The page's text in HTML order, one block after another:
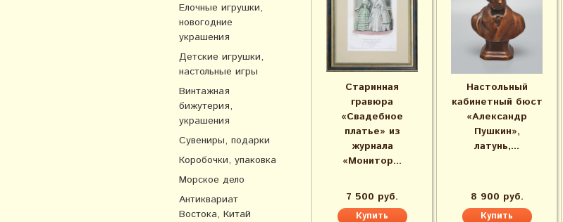
Елочные игрушки,
новогодние
украшения
Детские игрушки,
настольные игры
Винтажная
бижутерия,
украшения
Сувениры, подарки
Коробочки, упаковка
Морское дело
Антиквариат
Востока, Китай
Старинная
гравюра
«Свадебное
платье» из
журнала
«Монитор...
7 500 руб.
Настольный
кабинетный бюст
«Александр
Пушкин»,
латунь,...
8 900 руб.